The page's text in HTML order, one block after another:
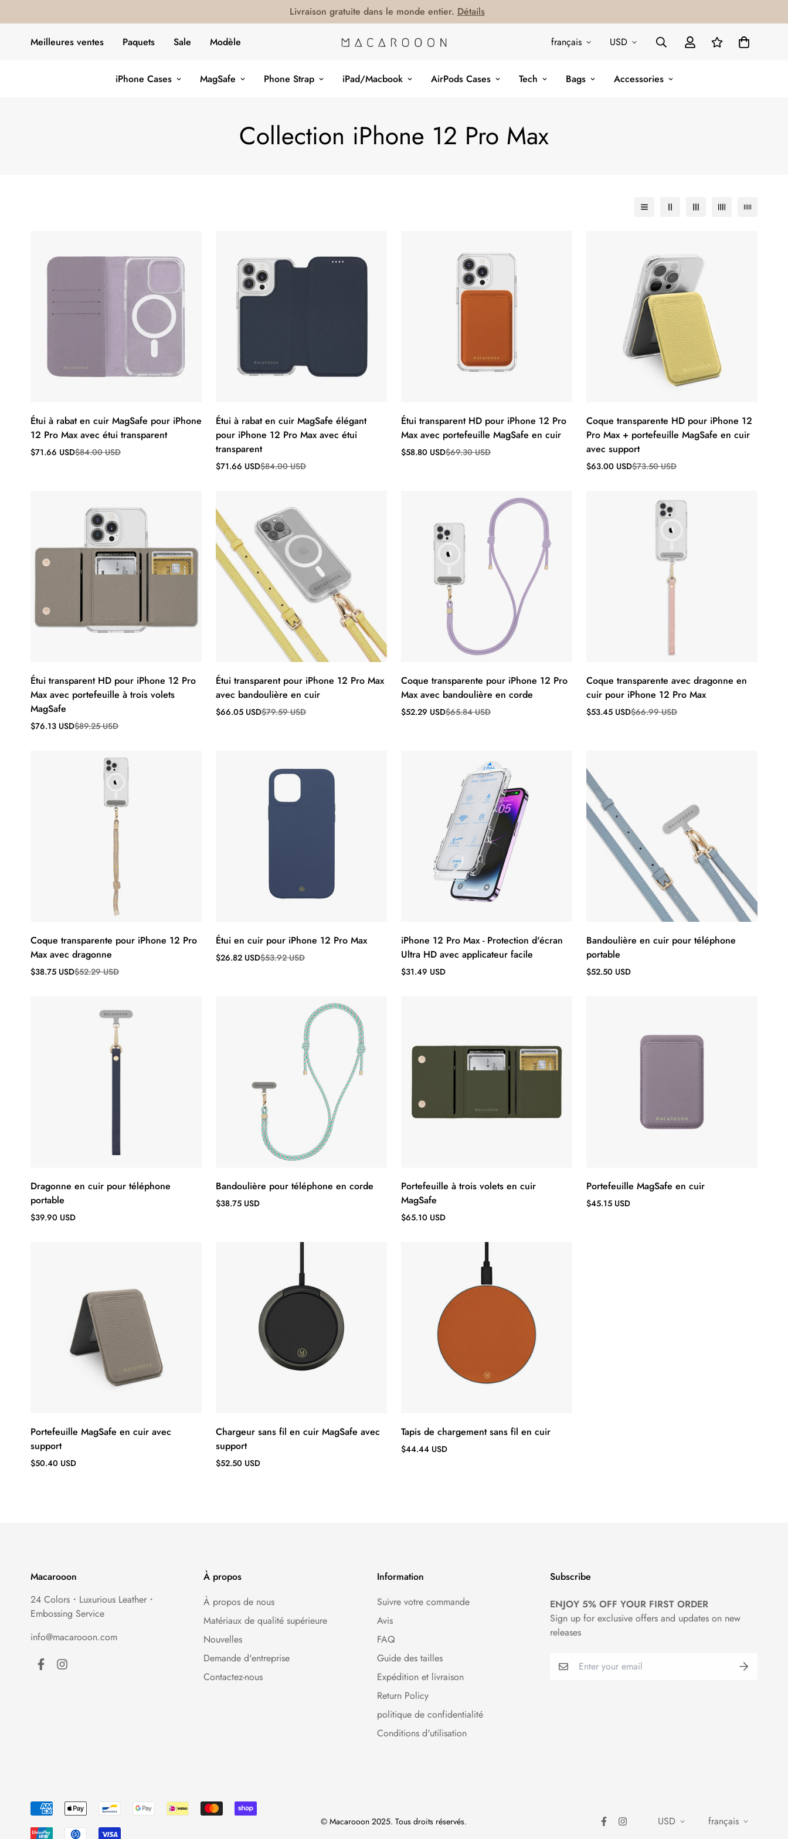
Livraison gratuite dans le monde entier. Détails
Meilleures ventes Paquets Sale Modèle français USD
iPhone Cases MagSafe Phone Strap iPad/Macbook AirPods Cases Tech Bags Accessories
Collection iPhone 12 Pro Max
Étui à rabat en cuir MagSafe pour iPhone
12 Pro Max avec étui transparent
Prix
$71.66 USD
Prix
$84.00 USD
Étui à rabat en cuir MagSafe élégant
pour iPhone 12 Pro Max avec étui
transparent
Prix
$71.66 USD
Prix
$84.00 USD
Étui transparent HD pour iPhone 12 Pro
Max avec portefeuille MagSafe en cuir
Prix
$58.80 USD
Prix
$69.30 USD
Coque transparente HD pour iPhone 12
Pro Max + portefeuille MagSafe en cuir
avec support
Prix
$63.00 USD
Prix
$73.50 USD
Étui transparent HD pour iPhone 12 Pro
Max avec portefeuille à trois volets
MagSafe
Prix
$76.13 USD
Prix
$89.25 USD
Étui transparent pour iPhone 12 Pro Max
avec bandoulière en cuir
Prix
$66.05 USD
Prix
$79.59 USD
Coque transparente pour iPhone 12 Pro
Max avec bandoulière en corde
Prix
$52.29 USD
Prix
$65.84 USD
Coque transparente avec dragonne en
cuir pour iPhone 12 Pro Max
Prix
$53.45 USD
Prix
$66.99 USD
Coque transparente pour iPhone 12 Pro
Max avec dragonne
Prix
$38.75 USD
Prix
$52.29 USD
Étui en cuir pour iPhone 12 Pro Max
Prix
$26.82 USD
Prix
$53.92 USD
iPhone 12 Pro Max - Protection d'écran
Ultra HD avec applicateur facile
Prix
$31.49 USD
Bandoulière en cuir pour téléphone
portable
Prix
$52.50 USD
Dragonne en cuir pour téléphone
portable
Prix
$39.90 USD
Bandoulière pour téléphone en corde
Prix
$38.75 USD
Portefeuille à trois volets en cuir
MagSafe
Prix
$65.10 USD
Portefeuille MagSafe en cuir
Prix
$45.15 USD
Portefeuille MagSafe en cuir avec
support
Prix
$50.40 USD
Chargeur sans fil en cuir MagSafe avec
support
Prix
$52.50 USD
Tapis de chargement sans fil en cuir
Prix
$44.44 USD
Macarooon
24 Colors・Luxurious Leather・
Embossing Service
info@macarooon.com
À propos
À propos de nous
Matériaux de qualité supérieure
Nouvelles
Demande d'entreprise
Contactez-nous
Information
Suivre votre commande
Avis
FAQ
Guide des tailles
Expédition et livraison
Return Policy
politique de confidentialité
Conditions d'utilisation
Subscribe
ENJOY 5% OFF YOUR FIRST ORDER
Sign up for exclusive offers and updates on new
releases
© Macarooon 2025. Tous droits réservés. USD français